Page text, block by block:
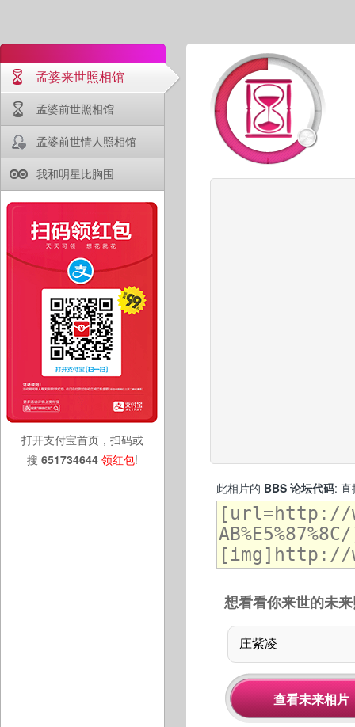
孟婆来世照相馆
孟婆前世照相馆
孟婆前世情人照相馆
我和明星比胸围
打开支付宝首页，扫码或
搜 651734644 领红包!
此相片的 BBS 论坛代码: 直
想看看你来世的未